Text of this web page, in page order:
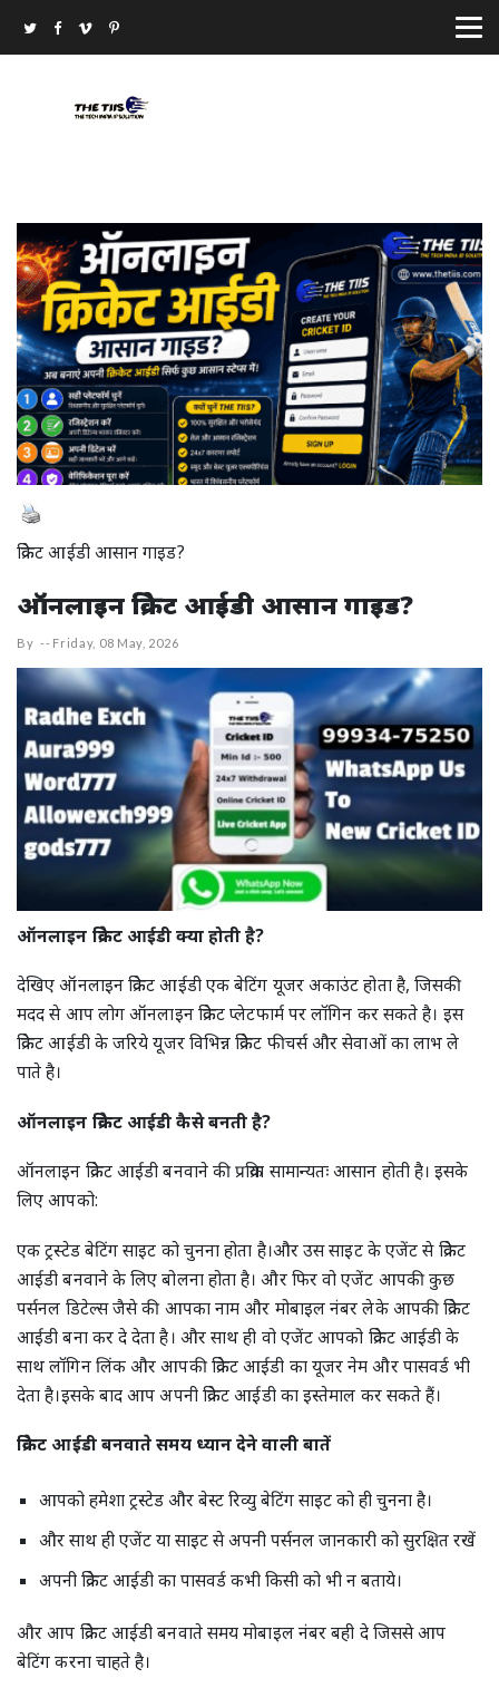
क्रिकेट आईडी आसान गाइड?
ऑनलाइन क्रिकेट आईडी आसान गाइड?
By -- Friday, 08 May, 2026
ऑनलाइन क्रिकेट आईडी क्या होती है?
देखिए ऑनलाइन क्रिकेट आईडी एक बेटिंग यूजर अकाउंट होता है, जिसकी
मदद से आप लोग ऑनलाइन क्रिकेट प्लेटफार्म पर लॉगिन कर सकते है। इस
क्रिकेट आईडी के जरिये यूजर विभिन्न क्रिकेट फीचर्स और सेवाओं का लाभ ले
पाते है।
ऑनलाइन क्रिकेट आईडी कैसे बनती है?
ऑनलाइन क्रिकेट आईडी बनवाने की प्रक्रिया सामान्यतः आसान होती है। इसके
लिए आपको:
एक ट्रस्टेड बेटिंग साइट को चुनना होता है।और उस साइट के एजेंट से क्रिकेट
आईडी बनवाने के लिए बोलना होता है। और फिर वो एजेंट आपकी कुछ
पर्सनल डिटेल्स जैसे की आपका नाम और मोबाइल नंबर लेके आपकी क्रिकेट
आईडी बना कर दे देता है। और साथ ही वो एजेंट आपको क्रिकेट आईडी के
साथ लॉगिन लिंक और आपकी क्रिकेट आईडी का यूजर नेम और पासवर्ड भी
देता है।इसके बाद आप अपनी क्रिकेट आईडी का इस्तेमाल कर सकते हैं।
क्रिकेट आईडी बनवाते समय ध्यान देने वाली बातें
आपको हमेशा ट्रस्टेड और बेस्ट रिव्यु बेटिंग साइट को ही चुनना है।
और साथ ही एजेंट या साइट से अपनी पर्सनल जानकारी को सुरक्षित रखें
अपनी क्रिकेट आईडी का पासवर्ड कभी किसी को भी न बताये।
और आप क्रिकेट आईडी बनवाते समय मोबाइल नंबर बही दे जिससे आप
बेटिंग करना चाहते है।